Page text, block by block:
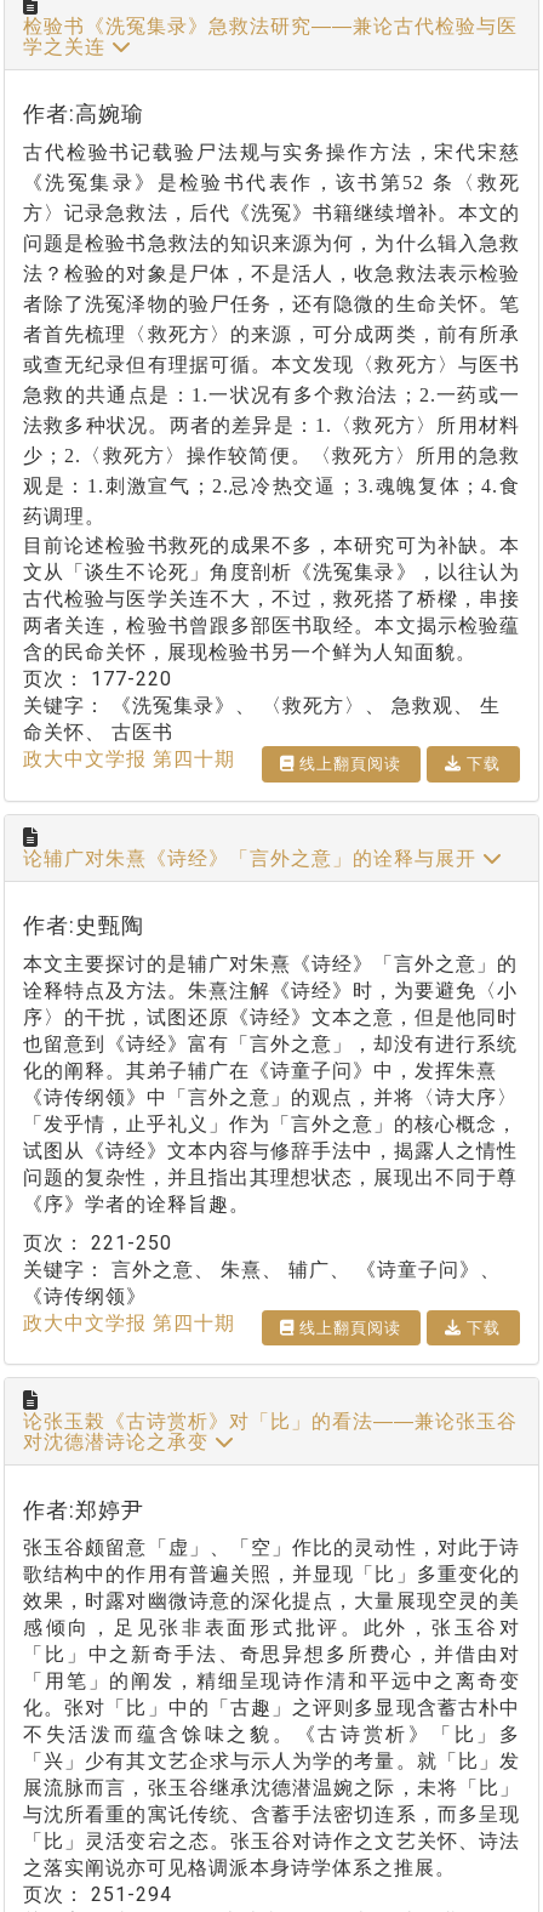
检验书《洗冤集录》急救法研究――兼论古代检验与医
学之关连
作者:高婉瑜
古代检验书记载验尸法规与实务操作方法，宋代宋慈
《洗冤集录》是检验书代表作，该书第52 条〈救死
方〉记录急救法，后代《洗冤》书籍继续增补。本文的
问题是检验书急救法的知识来源为何，为什么辑入急救
法？检验的对象是尸体，不是活人，收急救法表示检验
者除了洗冤泽物的验尸任务，还有隐微的生命关怀。笔
者首先梳理〈救死方〉的来源，可分成两类，前有所承
或查无纪录但有理据可循。本文发现〈救死方〉与医书
急救的共通点是： 1.一状况有多个救治法； 2.一药或一
法救多种状况。两者的差异是： 1.
〈救死方〉所用材料
少；2.
〈救死方〉操作较简便。〈救死方〉所用的急救
观是： 1.刺激宣气； 2.忌冷热交逼； 3.魂魄复体；4.食
药调理。
目前论述检验书救死的成果不多，本研究可为补缺。本
文从「谈生不论死」角度剖析《洗冤集录》，以往认为
古代检验与医学关连不大，不过，救死搭了桥樑，串接
两者关连，检验书曾跟多部医书取经。本文揭示检验蕴
含的民命关怀，展现检验书另一个鲜为人知面貌。
页次： 177-220
关键字：
《洗冤集录》、 〈救死方〉、 急救观、 生
命关怀、 古医书
政大中文学报 第四十期
线上翻⾴阅读 下载
论辅广对朱熹《诗经》「言外之意」的诠释与展开
作者:史甄陶
本文主要探讨的是辅广对朱熹《诗经》「言外之意」的
诠释特点及方法。朱熹注解《诗经》时，为要避免〈小
序〉的干扰，试图还原《诗经》文本之意，但是他同时
也留意到《诗经》富有「言外之意」，却没有进行系统
化的阐释。其弟子辅广在《诗童子问》中，发挥朱熹
《诗传纲领》中「言外之意」的观点，并将〈诗大序〉
「发乎情，止乎礼义」作为「言外之意」的核心概念，
试图从《诗经》文本内容与修辞手法中，揭露人之情性
问题的复杂性，并且指出其理想状态，展现出不同于尊
《序》学者的诠释旨趣。
页次： 221-250
关键字： 言外之意、 朱熹、 辅广、 《诗童子问》、
《诗传纲领》
政大中文学报 第四十期
线上翻⾴阅读 下载
论张玉榖《古诗赏析》对「比」的看法――兼论张玉谷
对沈德潜诗论之承变
作者:郑婷尹
张玉谷颇留意「虚」、「空」作比的灵动性，对此于诗
歌结构中的作用有普遍关照，并显现「比」多重变化的
效果，时露对幽微诗意的深化提点，大量展现空灵的美
感倾向，足见张非表面形式批评。此外，张玉谷对
「比」中之新奇手法、奇思异想多所费心，并借由对
「用笔」的阐发，精细呈现诗作清和平远中之离奇变
化。张对「比」中的「古趣」之评则多显现含蓄古朴中
不失活泼而蕴含馀味之貌。《古诗赏析》「比」多
「兴」少有其文艺企求与示人为学的考量。就「比」发
展流脉而言，张玉谷继承沈德潜温婉之际，未将「比」
与沈所看重的寓讬传统、含蓄手法密切连系，而多呈现
「比」灵活变宕之态。张玉谷对诗作之文艺关怀、诗法
之落实阐说亦可见格调派本身诗学体系之推展。
页次： 251-294